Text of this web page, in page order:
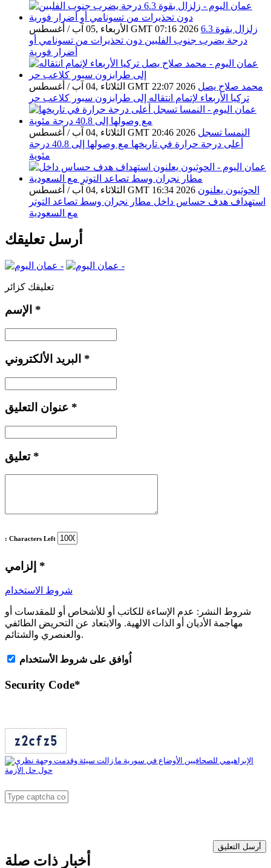
الأربعاء ,05 آب / أغسطس GMT 07:16 2026 زلزال بقوة 6.3
درجة يضرب جنوب الفلبين دون تحذيرات من تسونامي أو
أضرار فورية
الثلاثاء ,04 آب / أغسطس GMT 22:07 2026 محمد صلاح يصل
تركيا الأربعاء لإتمام انتقاله إلى طرابزون سبور كلاعب حر
الثلاثاء ,04 آب / أغسطس GMT 20:46 2026 النمسا تسجل
أعلى درجة حرارة في تاريخها مع وصولها إلى 40.8 درجة
مئوية
الثلاثاء ,04 آب / أغسطس GMT 16:34 2026 الحوثيون يعلنون
استهداف هدف حساس داخل مطار نجران وسط تصاعد التوتر
مع السعودية
أرسل تعليقك
تعليقك كزائر
*
*
*
تعليق *
: Characters Left
*
شروط الاستخدام
شروط النشر: عدم الإساءة للكاتب أو للأشخاص أو للمقدسات أو
مهاجمة الأديان أو الذات الالهية. والابتعاد عن التحريض الطائفي
والعنصري والشتائم.
اُوافق على شروط الأستخدام
Security Code*
أرسل التعليق
أخبار ذات صلة